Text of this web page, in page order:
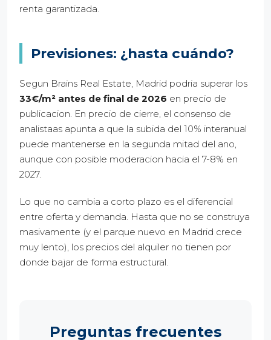
renta garantizada.
Previsiones: ¿hasta cuándo?
Segun Brains Real Estate, Madrid podria superar los
33€/m² antes de final de 2026 en precio de
publicacion. En precio de cierre, el consenso de
analistaas apunta a que la subida del 10% interanual
puede mantenerse en la segunda mitad del ano,
aunque con posible moderacion hacia el 7-8% en
2027.
Lo que no cambia a corto plazo es el diferencial
entre oferta y demanda. Hasta que no se construya
masivamente (y el parque nuevo en Madrid crece
muy lento), los precios del alquiler no tienen por
donde bajar de forma estructural.
Preguntas frecuentes